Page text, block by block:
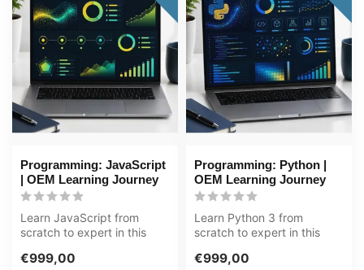
Programming: JavaScript
| OEM Learning Journey
Learn JavaScript from
scratch to expert in this
JavaS...
€999,00
Programming: Python |
OEM Learning Journey
Learn Python 3 from
scratch to expert in this
Python ...
€999,00